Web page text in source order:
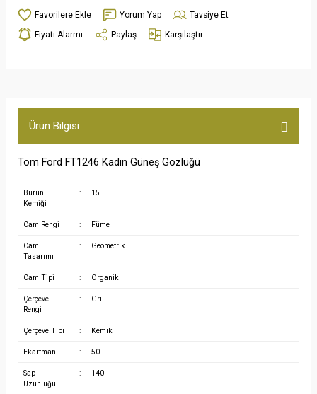
Yorum Yap
Tavsiye Et
Fiyatı Alarmı
Paylaş Karşılaştır
Ürün Bilgisi
Tom Ford FT1246 Kadın Güneş Gözlüğü
Burun
Kemiği
: 15
Cam Rengi : Füme
Cam
Tasarımı
: Geometrik
Cam Tipi : Organik
Çerçeve
Rengi
: Gri
Çerçeve Tipi : Kemik
Ekartman : 50
Sap
Uzunluğu
: 140